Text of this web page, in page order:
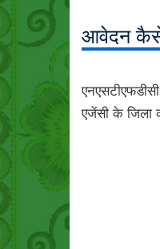
आवेदन
एजेंसी के जिला